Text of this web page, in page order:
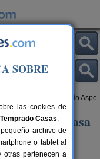
> Camino de la Casa Río Aspe
de la Casa
SOBRE
las cookies de
Casas.
archivo de
o tablet al
otras pertenecen a